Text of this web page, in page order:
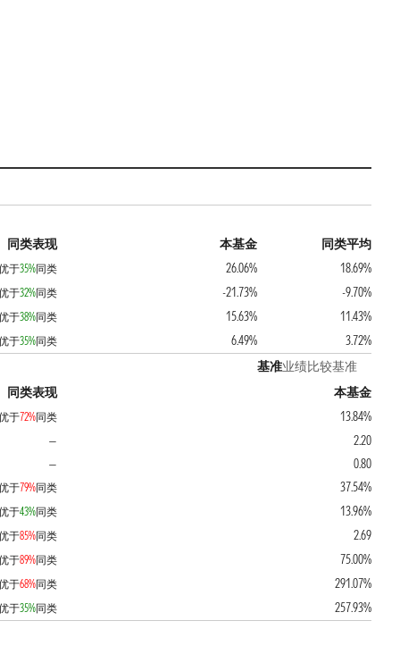
同类表现 本基金
同类平均
于35%同类 26.06%
18.69%
于32%同类 -21.73%
-9.70%
于38%同类 15.63%
11.43%
于35%同类 6.49% 3.72%
基准业绩比较基准
同类表现
本基金
于72%同类
13.84%
—
2.20
—
0.80
于79%同类
37.54%
于43%同类
13.96%
于85%同类
2.69
于89%同类
75.00%
于68%同类
291.07%
于35%同类 257.93%